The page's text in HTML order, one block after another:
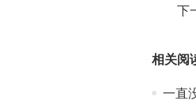
下
相关阅
一直